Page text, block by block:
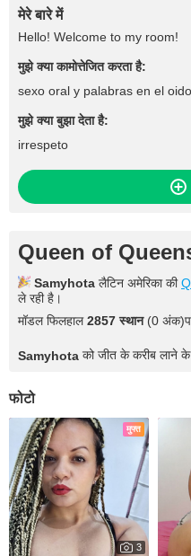
मेरे बारे में
Hello! Welcome to my room!
मुझे क्या कामोत्तेजित करता है:
sexo oral y palabras en el
मुझे क्या बुझा देता है:
irrespeto
Queen of
Samyhota लैटिन अमेरिका की
ले रही है।
मॉडल फिलहाल2857 स्थान(0
Samyhota को जीत के करीब लाने
फोटो
मुफ्त
3